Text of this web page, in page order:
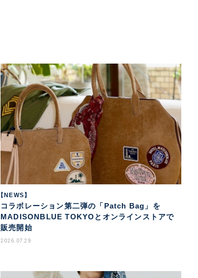
【NEWS】
コラボレーション第二弾の「Patch Bag」を
MADISONBLUE TOKYOとオンラインストアで
販売開始
2026.07.29